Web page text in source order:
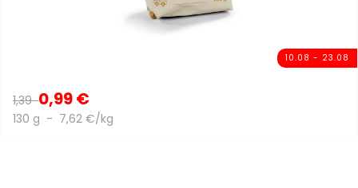
10.08 - 23.08
1,390,99 €
130 g - 7,62 €/kg